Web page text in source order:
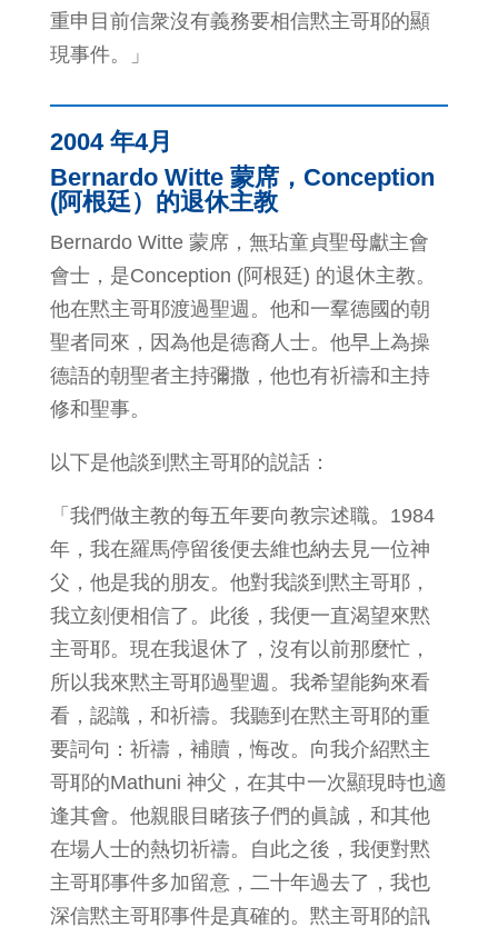
重申目前信衆沒有義務要相信黙主哥耶的顯
現事件。」
2004 年4月
Bernardo Witte 蒙席，Conception
(阿根廷）的退休主教
Bernardo Witte 蒙席，無玷童貞聖母獻主會
會士，是Conception (阿根廷) 的退休主教。
他在黙主哥耶渡過聖週。他和一羣德國的朝
聖者同來，因為他是德裔人士。他早上為操
德語的朝聖者主持彌撒，他也有祈禱和主持
修和聖事。
以下是他談到黙主哥耶的説話：
「我們做主教的每五年要向教宗述職。1984
年，我在羅馬停留後便去維也納去見一位神
父，他是我的朋友。他對我談到黙主哥耶，
我立刻便相信了。此後，我便一直渴望來黙
主哥耶。現在我退休了，沒有以前那麼忙，
所以我來黙主哥耶過聖週。我希望能夠來看
看，認識，和祈禱。我聽到在黙主哥耶的重
要詞句：祈禱，補贖，悔改。向我介紹黙主
哥耶的Mathuni 神父，在其中一次顯現時也適
逢其會。他親眼目睹孩子們的眞誠，和其他
在場人士的熱切祈禱。自此之後，我便對黙
主哥耶事件多加留意，二十年過去了，我也
深信黙主哥耶事件是真確的。黙主哥耶的訊